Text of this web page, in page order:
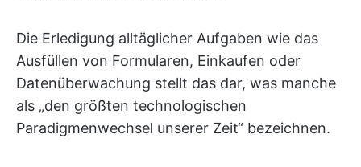
Die Erledigung alltäglicher Aufgaben wie das
Ausfüllen von Formularen, Einkaufen oder
Datenüberwachung stellt das dar, was manche
als „den größten technologischen
Paradigmenwechsel unserer Zeit“ bezeichnen.